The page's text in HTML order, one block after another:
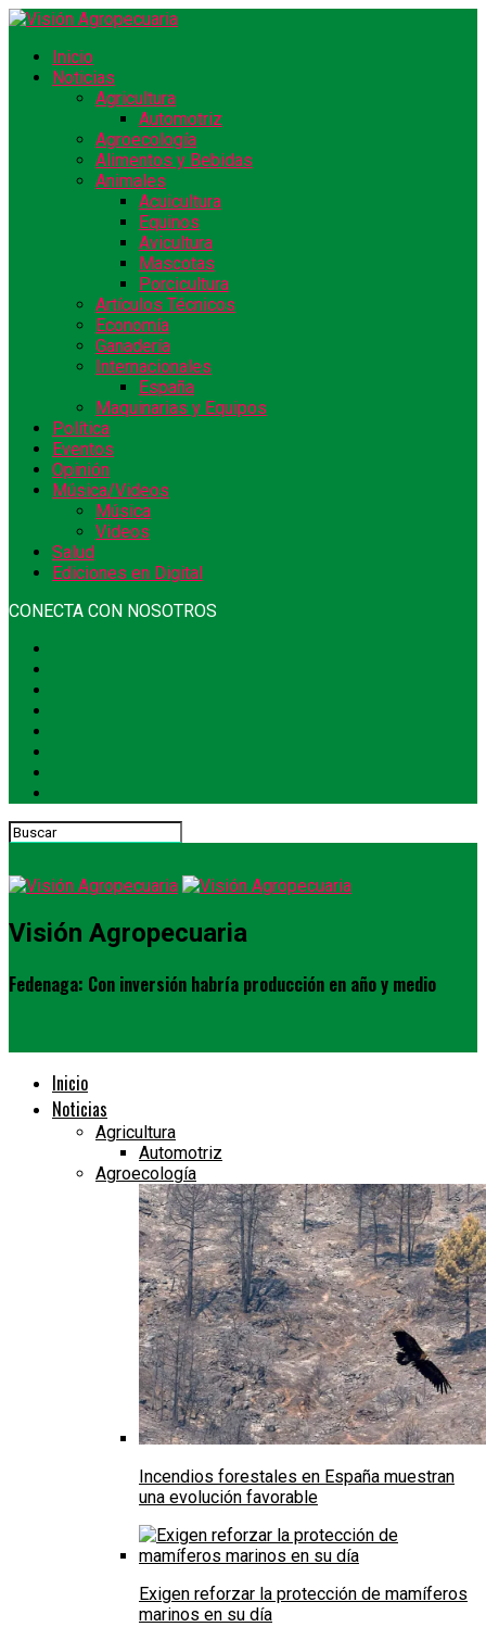
Inicio
Noticias
Agricultura
Automotriz
Agroecología
Alimentos y Bebidas
Animales
Acuicultura
Equinos
Avicultura
Mascotas
Porcicultura
Artículos Técnicos
Economía
Ganadería
Internacionales
España
Maquinarias y Equipos
Política
Eventos
Opinión
Música/Videos
Música
Videos
Salud
Ediciones en Digital
CONECTA CON NOSOTROS
Visión Agropecuaria
Fedenaga: Con inversión habría producción en año y medio
Inicio
Noticias
Agricultura
Automotriz
Agroecología
Incendios forestales en España muestran
una evolución favorable
Exigen reforzar la protección de mamíferos
marinos en su día